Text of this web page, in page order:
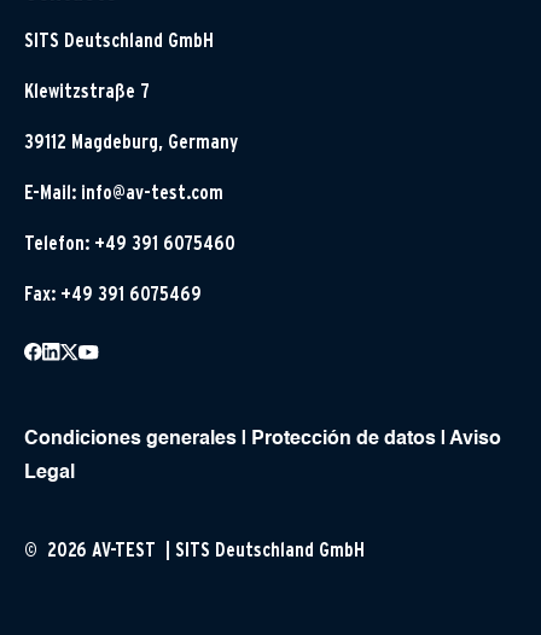
SITS Deutschland GmbH
Klewitzstraße 7
39112 Magdeburg, Germany
E-Mail: info@av-test.com
Telefon: +49 391 6075460
Fax: +49 391 6075469
Condiciones generales Protección de datos
Aviso
Legal
© 2026 AV-TEST | SITS Deutschland GmbH